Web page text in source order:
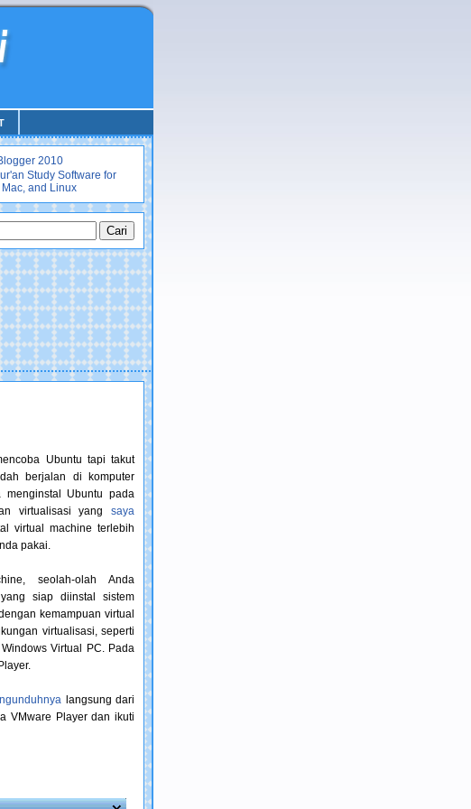
Ubuntu tapi takut
berjalan di komputer
Ubuntu pada
virtualisasi yang saya
virtual machine terlebih
pakai.
seolah-olah Anda
siap diinstal sistem
kemampuan virtual
virtualisasi, seperti
Virtual PC. Pada
langsung dari
VMware Player dan ikuti